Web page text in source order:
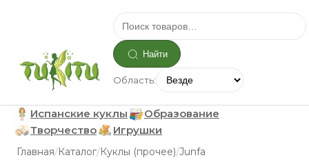
Найти
Область:
Испанские куклы
Образование
Творчество
Игрушки
Главная/Каталог/Куклы (прочее)/Junfa